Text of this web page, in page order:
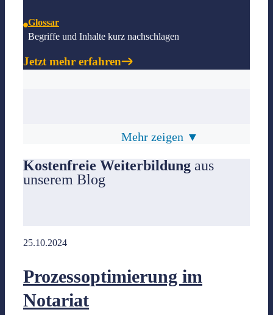
Glossar
Begriffe und Inhalte kurz nachschlagen
Jetzt mehr erfahren
- alle vergangenen Webinare als Stream
Jetzt mehr erfahren
Mehr zeigen ▼
Kostenfreie Weiterbildung aus
unserem Blog
25.10.2024
Prozessoptimierung im
Notariat